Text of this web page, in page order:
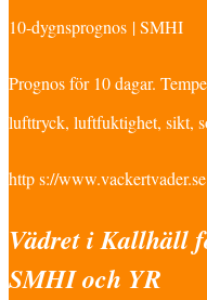
10-dygnsprognos | SMHI
Prognos för 10 dagar.
lufttryck, luftfuktighet, sikt,
http s://
Vädret i Kallhäll
SMHI och YR